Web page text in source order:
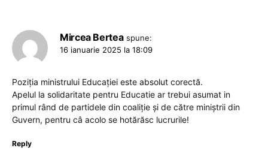
Mircea Bertea spune:
16 ianuarie 2025 la 18:09
Poziția ministrului Educației este absolut corectă.
Apelul la solidaritate pentru Educatie ar trebui asumat in
primul rând de partidele din coaliție și de către miniștrii din
Guvern, pentru câ acolo se hotărăsc lucrurile!
Reply